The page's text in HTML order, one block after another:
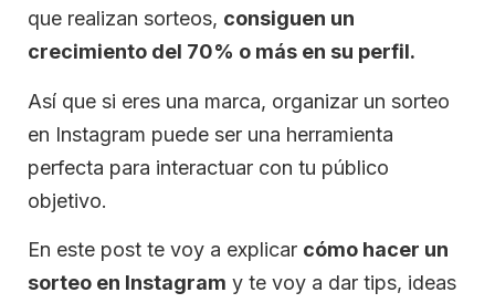
que realizan sorteos, consiguen un
crecimiento del 70% o más en su perfil.
Así que si eres una marca, organizar un sorteo
en Instagram puede ser una herramienta
perfecta para interactuar con tu público
objetivo.
En este post te voy a explicar cómo hacer un
sorteo en Instagram y te voy a dar tips, ideas